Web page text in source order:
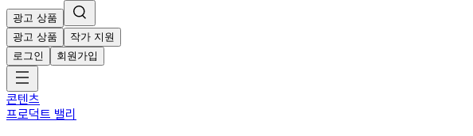
광고 상품
광고 상품
작가 지원
로그인
회원가입
콘텐츠
프로덕트 밸리